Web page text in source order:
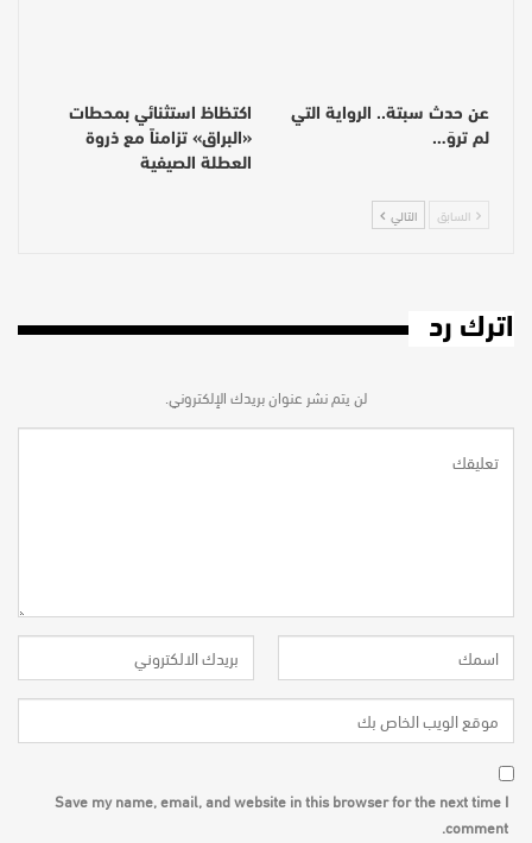
عن حدث سبتة.. الرواية التي
لم تروَ…
اكتظاظ استثنائي بمحطات
«البراق» تزامناً مع ذروة
العطلة الصيفية
السابق التالي
اترك رد
لن يتم نشر عنوان بريدك الإلكتروني.
Save my name, email, and website in this browser for the next time I
comment.